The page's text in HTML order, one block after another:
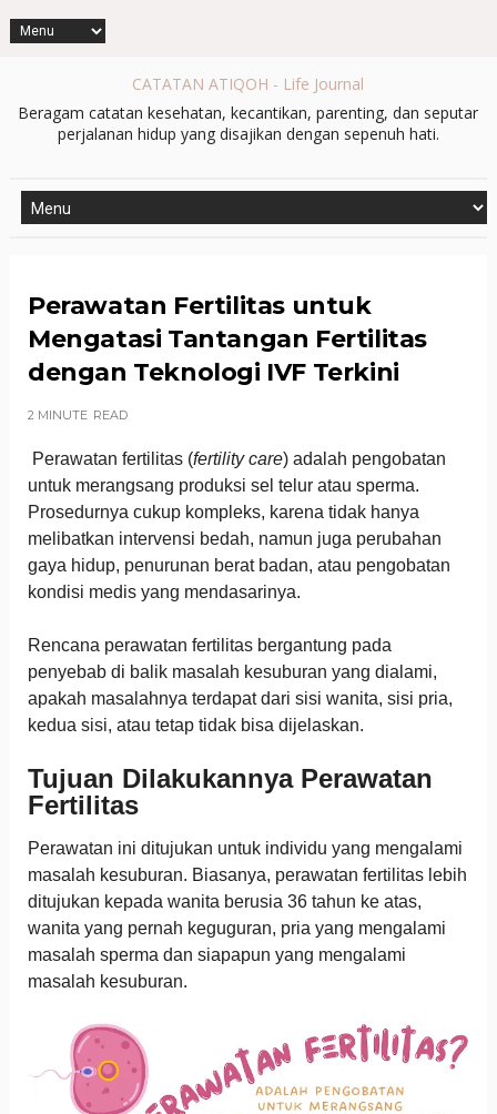
CATATAN ATIQOH - Life Journal
Beragam catatan kesehatan, kecantikan, parenting, dan seputar
perjalanan hidup yang disajikan dengan sepenuh hati.
Perawatan Fertilitas untuk
Mengatasi Tantangan Fertilitas
dengan Teknologi IVF Terkini
2 MINUTE READ
Perawatan fertilitas (fertility care) adalah pengobatan
untuk merangsang produksi sel telur atau sperma.
Prosedurnya cukup kompleks, karena tidak hanya
melibatkan intervensi bedah, namun juga perubahan
gaya hidup, penurunan berat badan, atau pengobatan
kondisi medis yang mendasarinya.
Rencana perawatan fertilitas bergantung pada
penyebab di balik masalah kesuburan yang dialami,
apakah masalahnya terdapat dari sisi wanita, sisi pria,
kedua sisi, atau tetap tidak bisa dijelaskan.
Tujuan Dilakukannya Perawatan
Fertilitas
Perawatan ini ditujukan untuk individu yang mengalami
masalah kesuburan. Biasanya, perawatan fertilitas lebih
ditujukan kepada wanita berusia 36 tahun ke atas,
wanita yang pernah keguguran, pria yang mengalami
masalah sperma dan siapapun yang mengalami
masalah kesuburan.